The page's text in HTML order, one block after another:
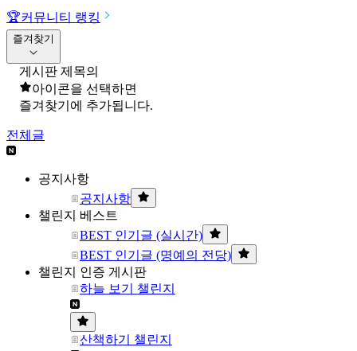
🏆커뮤니티 랭킹
즐겨찾기
게시판 제목의
아이콘을 선택하면
즐겨찾기에 추가됩니다.
전체글
공지사항
공지사항
챌린지 베스트
BEST 인기글 (실시간)
BEST 인기글 (명예의 전당)
챌린지 인증 게시판
하늘 보기 챌린지
산책하기 챌린지